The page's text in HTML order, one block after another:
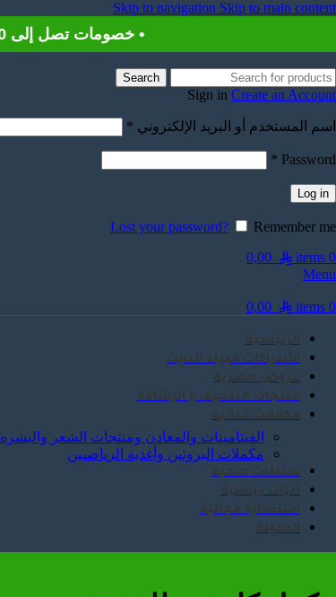
Skip to navigation Skip to main content
• خصومات تصل إلى 90% .. عروض الربيع تسوق الآن
Search
Sign in Create an Account
اسم المستخدم أو البريد الإلكتروني *
Password
*
Log in
Lost your password?
Remember me
0
items
0,00
Menu
0
items
0,00
الرئيسية
اشتراكات خبراء الدايت
عروض حصرية
منتجات التنحيف و الرشاقة
مكملات غذائية
الفيتامينات والمعادن ومنتجات الشعر والبشره
مكملات البروتين وأغذية الرياضيين
سناكات صحية
أدوات رياضية
استشارة مجانية
المدونة